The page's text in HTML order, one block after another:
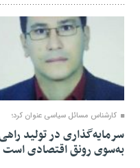
کارشناس مسائل سیاسی عنوان کرد؛
سرمایه‌گذاری در تولید راهی
به‌سوی رونق اقتصادی است